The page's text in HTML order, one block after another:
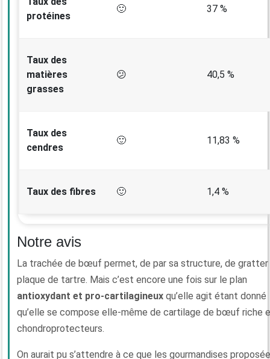
protéines
🙂 37 %
Taux des
matières
grasses
😕 40,5 %
Taux des
cendres
🙂 11,83 %
Taux des fibres 🙂 1,4 %
Notre avis
La trachée de bœuf permet, de par sa structure, de gratter
plaque de tartre. Mais c’est encore une fois sur le plan
antioxydant et pro-cartilagineux qu’elle agit étant donné
qu’elle se compose elle-même de cartilage de bœuf riche
chondroprotecteurs.
On aurait pu s’attendre à ce que les gourmandises